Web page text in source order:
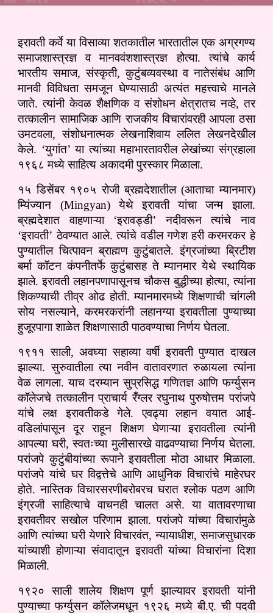
इरावती कर्वे या विसाव्या शतकातील भारतातील एक अग्रगण्य
समाजशास्त्रज्ञ व मानववंशशास्त्रज्ञ होत्या. त्यांचे कार्य
भारतीय समाज, संस्कृती, कुटुंबव्यवस्था व नातेसंबंध आणि
मानवी विविधता समजून घेण्यासाठी अत्यंत महत्त्वाचे मानले
जाते. त्यांनी केवळ शैक्षणिक व संशोधन क्षेत्रातच नव्हे, तर
तत्कालीन सामाजिक आणि राजकीय विचारांवरही आपला ठसा
उमटवला, संशोधनात्मक लेखनाशिवाय ललित लेखनदेखील
केले. ‘युगांत’ या त्यांच्या महाभारतावरील लेखांच्या संग्रहाला
१९६८ मध्ये साहित्य अकादमी पुरस्कार मिळाला.
१५ डिसेंबर १९०५ रोजी ब्रह्मदेशातील (आताचा म्यानमार)
म्यिंज्यान (Mingyan) येथे इरावती यांचा जन्म झाला.
ब्रह्मदेशात वाहणाऱ्या ‘इरावड्डी’ नदीवरून त्यांचे नाव
‘इरावती’ ठेवण्यात आले. त्यांचे वडील गणेश हरी करमरकर हे
पुण्यातील चित्पावन ब्राह्मण कुटुंबातले. इंग्रजांच्या ब्रिटीश
बर्मा कॉटन कंपनीतर्फे कुटुंबासह ते म्यानमार येथे स्थायिक
झाले. इरावती लहानपणापासूनच चौकस बुद्धीच्या होत्या, त्यांना
शिकण्याची तीव्र ओढ होती. म्यानमारमध्ये शिक्षणाची चांगली
सोय नसल्याने, करमरकरांनी लहानग्या इरावतीला पुण्याच्या
हुजूरपागा शाळेत शिक्षणासाठी पाठवण्याचा निर्णय घेतला.
१९११ साली, अवघ्या सहाव्या वर्षी इरावती पुण्यात दाखल
झाल्या. सुरुवातीला त्या नवीन वातावरणात रुळायला त्यांना
वेळ लागला. याच दरम्यान सुप्रसिद्ध गणितज्ञ आणि फर्ग्युसन
कॉलेजचे तत्कालीन प्राचार्य रँग्लर रघुनाथ पुरुषोत्तम परांजपे
यांचे लक्ष इरावतीकडे गेले. एवढ्या लहान वयात आई-
वडिलांपासून दूर राहून शिक्षण घेणाऱ्या इरावतीला त्यांनी
आपल्या घरी, स्वतःच्या मुलीसारखे वाढवण्याचा निर्णय घेतला.
परांजपे कुटुंबीयांच्या रूपाने इरावतीला मोठा आधार मिळाला.
परांजपे यांचे घर विद्वत्तेचे आणि आधुनिक विचारांचे माहेरघर
होते. नास्तिक विचारसरणीबरोबरच घरात श्लोक पठण आणि
इंग्रजी साहित्याचे वाचनही चालत असे. या वातावरणाचा
इरावतीवर सखोल परिणाम झाला. परांजपे यांच्या विचारांमुळे
आणि त्यांच्या घरी येणारे विचारवंत, न्यायाधीश, समाजसुधारक
यांच्याशी होणाऱ्या संवादातून इरावती यांच्या विचारांना दिशा
मिळाली.
१९२० साली शालेय शिक्षण पूर्ण झाल्यावर इरावती यांनी
पुण्याच्या फर्ग्युसन कॉलेजमधून १९२६ मध्ये बी.ए. ची पदवी